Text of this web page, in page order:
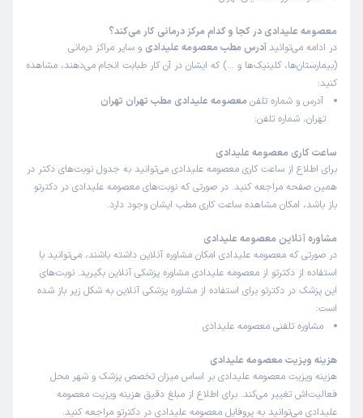
معصومه علیدادی در کجا و کدام مرکز درمانی کار می‌کند؟
در ادامه می‌توانید آدرس مطب معصومه علیدادی و سایر مراکز درمانی
(بیمارستان‌ها، کلینیک‌ها و …) که ایشان در آن کار طبابت انجام می‌دهند، مشاهده
کنید:
آدرس و شماره تلفن معصومه علیدادی مطب تهران تهران
تهران، شماره تلفن:
ساعت کاری معصومه علیدادی
برای اطلاع از ساعت کاری معصومه علیدادی می‌توانید به جدول نوبت‌های دکتر در
همین صفحه مراجعه کنید. در صورتی که نوبت‌های معصومه علیدادی در دکترتو
باز باشد، امکان مشاهده ساعت کاری مطب ایشان وجود دارد.
مشاوره آنلاین معصومه علیدادی
در صورتی که معصومه علیدادی امکان مشاوره آنلاین داشته باشند، می‌توانید با
استفاده از دکترتو از معصومه علیدادی مشاوره پزشکی آنلاین بگیرید. نوبت‌های
این پزشک در دکترتو برای استفاده از مشاوره پزشکی آنلاین به شکل زیر باز شده
است:
مشاوره تلفنی معصومه علیدادی
هزینه ویزیت معصومه علیدادی
هزینه ویزیت معصومه علیدادی بر اساس میزان تخصص پزشک و شهر محل
فعالیت‌اش تغییر می‌کند. برای اطلاع از مبلغ دقیق هزینه ویزیت معصومه
علیدادی می‌توانید به پروفایل معصومه علیدادی در دکترتو مراجعه کنید.